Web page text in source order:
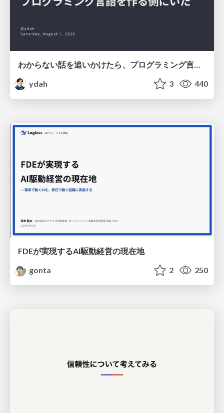
ydah
3 440
FDEが実現するAI駆動経営の現在地
gonta
2 250